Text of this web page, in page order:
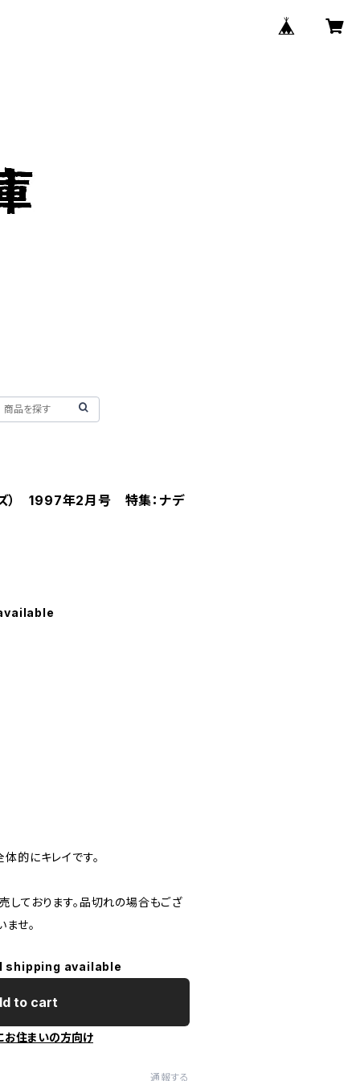
） 1997年2月号 特集：ナデ
的にキレイです。
ております。品切れの場合もござ
せ。
shipping available
to cart
お住まいの方向け
通報する